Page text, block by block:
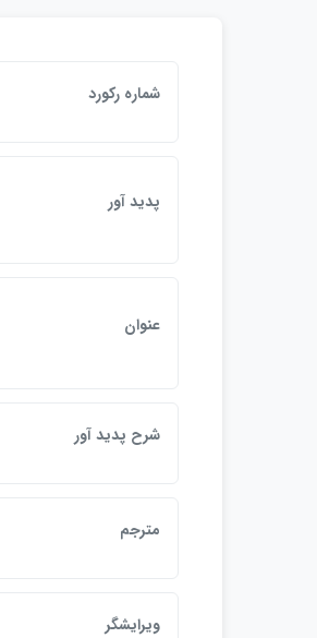
شماره ركورد
پديد آور
عنوان
شرح پديد آور
مترجم
ويرايشگر